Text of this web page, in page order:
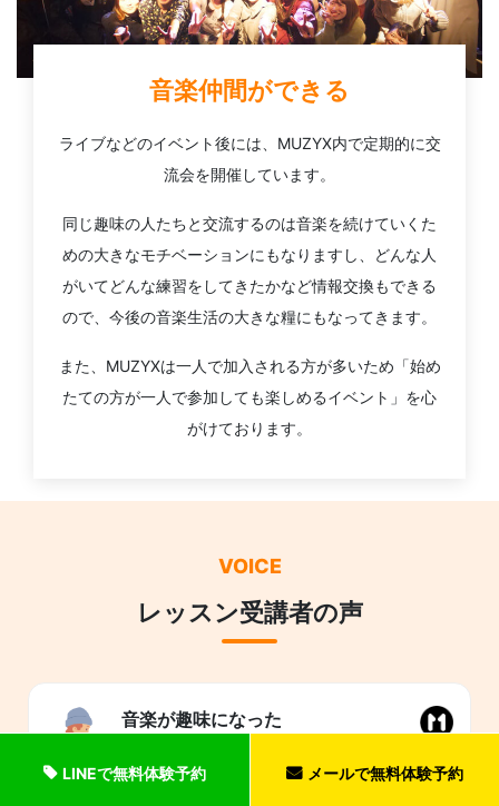
音楽仲間ができる
ライブなどのイベント後には、MUZYX内で定期的に交
流会を開催しています。
同じ趣味の人たちと交流するのは音楽を続けていくた
めの大きなモチベーションにもなりますし、どんな人
がいてどんな練習をしてきたかなど情報交換もできる
ので、今後の音楽生活の大きな糧にもなってきます。
また、MUZYXは一人で加入される方が多いため「始め
たての方が一人で参加しても楽しめるイベント」を心
がけております。
VOICE
レッスン受講者の声
音楽が趣味になった
LINEで無料体験予約 メールで無料体験予約